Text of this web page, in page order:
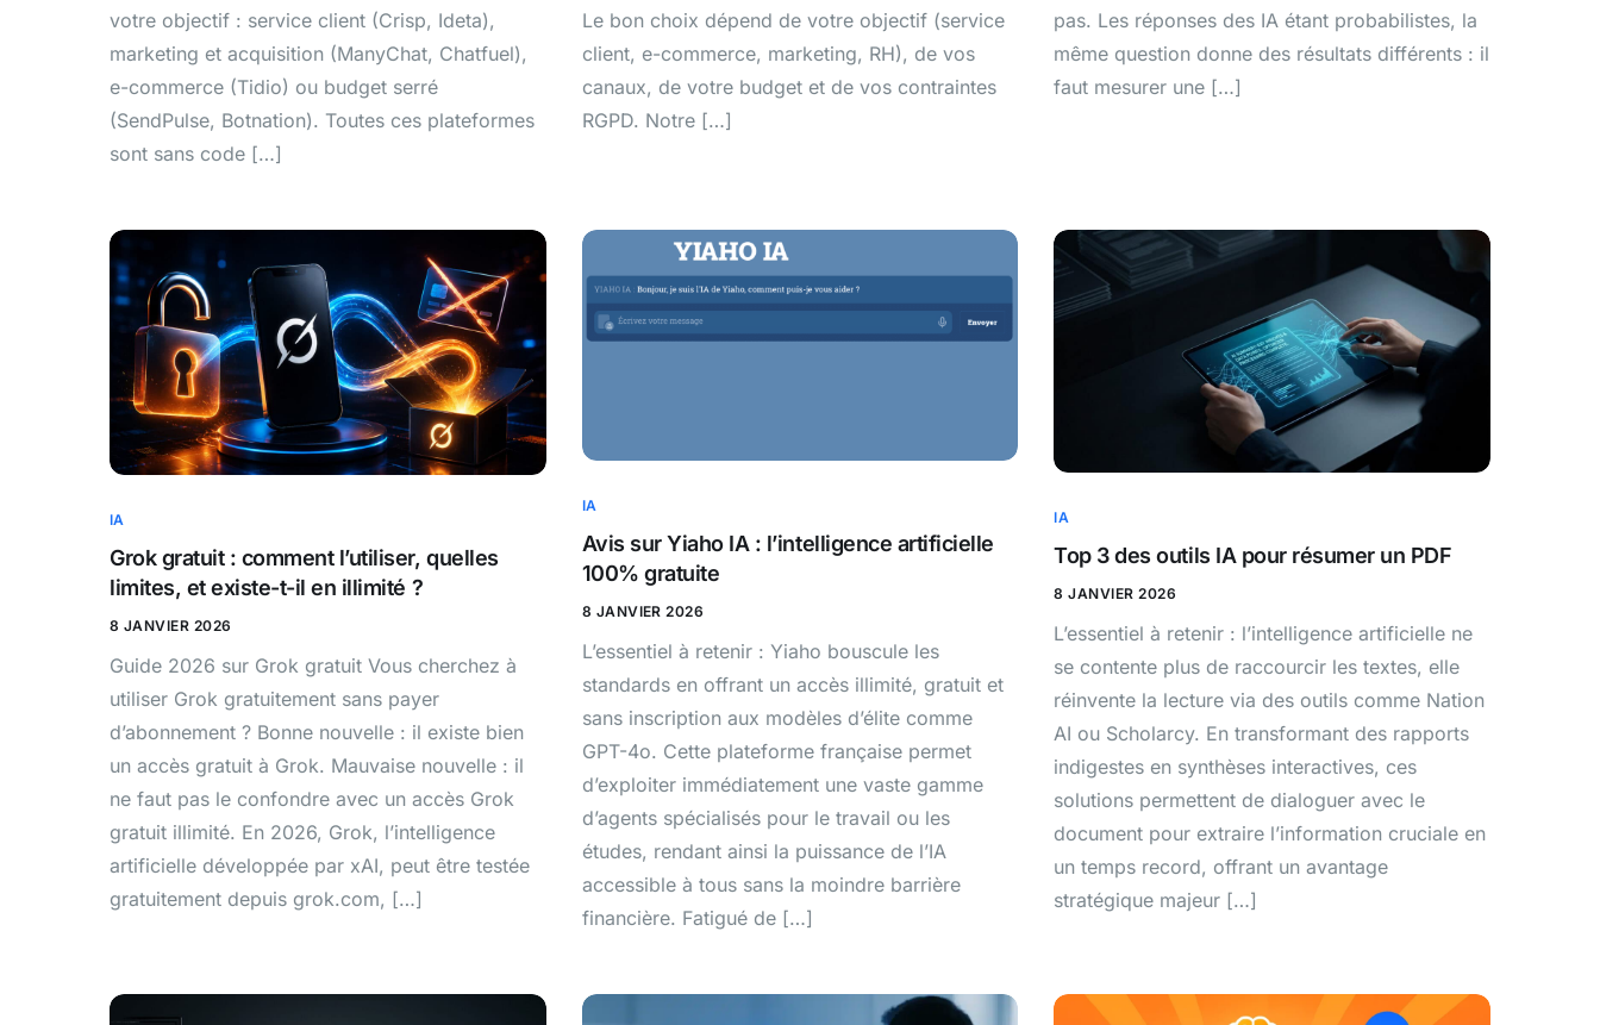
votre objectif : service client (Crisp, Ideta),
marketing et acquisition (ManyChat, Chatfuel),
e-commerce (Tidio) ou budget serré
(SendPulse, Botnation). Toutes ces plateformes
sont sans code […]
Le bon choix dépend de votre objectif (service
client, e-commerce, marketing, RH), de vos
canaux, de votre budget et de vos contraintes
RGPD. Notre […]
pas. Les réponses des IA étant probabilistes, la
même question donne des résultats différents : il
faut mesurer une […]
IA
Grok gratuit : comment l’utiliser, quelles
limites, et existe-t-il en illimité ?
8 JANVIER 2026
Guide 2026 sur Grok gratuit Vous cherchez à
utiliser Grok gratuitement sans payer
d’abonnement ? Bonne nouvelle : il existe bien
un accès gratuit à Grok. Mauvaise nouvelle : il
ne faut pas le confondre avec un accès Grok
gratuit illimité. En 2026, Grok, l’intelligence
artificielle développée par xAI, peut être testée
gratuitement depuis grok.com, […]
IA
Avis sur Yiaho IA : l’intelligence artificielle
100% gratuite
8 JANVIER 2026
L’essentiel à retenir : Yiaho bouscule les
standards en offrant un accès illimité, gratuit et
sans inscription aux modèles d’élite comme
GPT-4o. Cette plateforme française permet
d’exploiter immédiatement une vaste gamme
d’agents spécialisés pour le travail ou les
études, rendant ainsi la puissance de l’IA
accessible à tous sans la moindre barrière
financière. Fatigué de […]
IA
Top 3 des outils IA pour résumer un PDF
8 JANVIER 2026
L’essentiel à retenir : l’intelligence artificielle ne
se contente plus de raccourcir les textes, elle
réinvente la lecture via des outils comme Nation
AI ou Scholarcy. En transformant des rapports
indigestes en synthèses interactives, ces
solutions permettent de dialoguer avec le
document pour extraire l’information cruciale en
un temps record, offrant un avantage
stratégique majeur […]